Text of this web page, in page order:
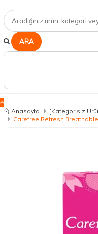
ARA
Anasayfa
[Kategorisiz
Carefree Refresh